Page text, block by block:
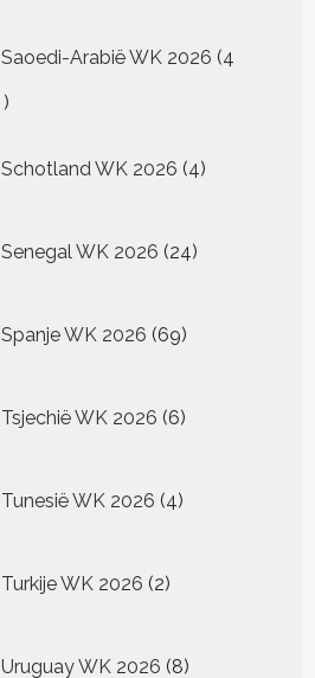
Saoedi-Arabië WK 2026 4
4
Schotland WK 2026 4
producten
Senegal WK 2026 24
producten
Spanje WK 2026 69
producten
Tsjechië WK 2026 6
producten
Tunesië WK 2026 4
producten
Turkije WK 2026 2
producten
Uruguay WK 2026 8